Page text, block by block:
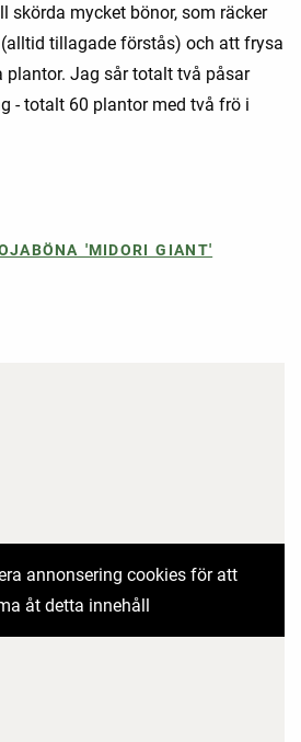
skörda mycket bönor, som räcker
tillagade förstås) och att frysa
plantor. Jag sår totalt två påsar
- totalt 60 plantor med två frö i
'MIDORI GIANT'
annonsering cookies för att
åt detta innehåll